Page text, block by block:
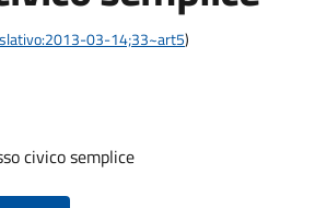
03-14;33~art5)
civico semplice